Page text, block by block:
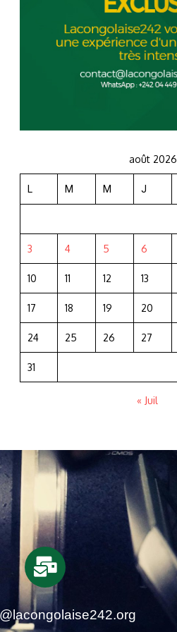
août 2026
L M M J
3 4 5 6
10 11 12 13
17 18 19 20
24 25 26 27
31
« Juil